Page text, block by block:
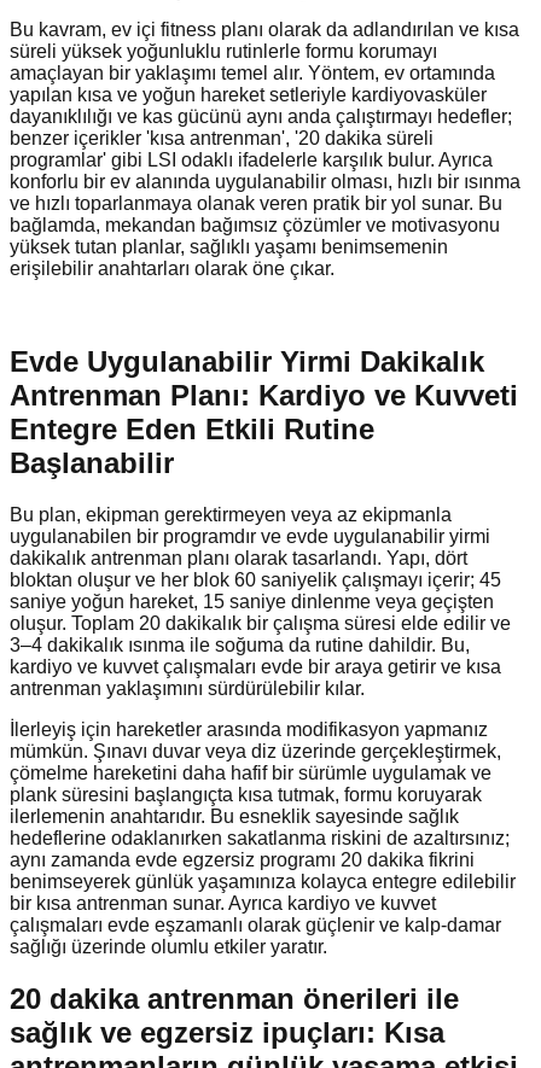
Bu kavram, ev içi fitness planı olarak da adlandırılan ve kısa
süreli yüksek yoğunluklu rutinlerle formu korumayı
amaçlayan bir yaklaşımı temel alır. Yöntem, ev ortamında
yapılan kısa ve yoğun hareket setleriyle kardiyovasküler
dayanıklılığı ve kas gücünü aynı anda çalıştırmayı hedefler;
benzer içerikler 'kısa antrenman', '20 dakika süreli
programlar' gibi LSI odaklı ifadelerle karşılık bulur. Ayrıca
konforlu bir ev alanında uygulanabilir olması, hızlı bir ısınma
ve hızlı toparlanmaya olanak veren pratik bir yol sunar. Bu
bağlamda, mekandan bağımsız çözümler ve motivasyonu
yüksek tutan planlar, sağlıklı yaşamı benimsemenin
erişilebilir anahtarları olarak öne çıkar.
Evde Uygulanabilir Yirmi Dakikalık
Antrenman Planı: Kardiyo ve Kuvveti
Entegre Eden Etkili Rutine
Başlanabilir
Bu plan, ekipman gerektirmeyen veya az ekipmanla
uygulanabilen bir programdır ve evde uygulanabilir yirmi
dakikalık antrenman planı olarak tasarlandı. Yapı, dört
bloktan oluşur ve her blok 60 saniyelik çalışmayı içerir; 45
saniye yoğun hareket, 15 saniye dinlenme veya geçişten
oluşur. Toplam 20 dakikalık bir çalışma süresi elde edilir ve
3–4 dakikalık ısınma ile soğuma da rutine dahildir. Bu,
kardiyo ve kuvvet çalışmaları evde bir araya getirir ve kısa
antrenman yaklaşımını sürdürülebilir kılar.
İlerleyiş için hareketler arasında modifikasyon yapmanız
mümkün. Şınavı duvar veya diz üzerinde gerçekleştirmek,
çömelme hareketini daha hafif bir sürümle uygulamak ve
plank süresini başlangıçta kısa tutmak, formu koruyarak
ilerlemenin anahtarıdır. Bu esneklik sayesinde sağlık
hedeflerine odaklanırken sakatlanma riskini de azaltırsınız;
aynı zamanda evde egzersiz programı 20 dakika fikrini
benimseyerek günlük yaşamınıza kolayca entegre edilebilir
bir kısa antrenman sunar. Ayrıca kardiyo ve kuvvet
çalışmaları evde eşzamanlı olarak güçlenir ve kalp-damar
sağlığı üzerinde olumlu etkiler yaratır.
20 dakika antrenman önerileri ile
sağlık ve egzersiz ipuçları: Kısa